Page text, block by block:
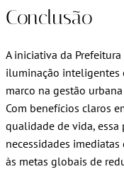
Conclusão
A iniciativa da
iluminação inteligentes
marco na gestão
Com benefícios claros
qualidade de vida, essa
necessidades
às metas globais de